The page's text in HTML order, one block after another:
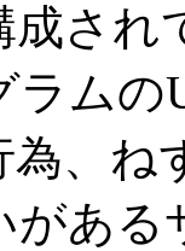
成さ
ラムの
、ね
がある